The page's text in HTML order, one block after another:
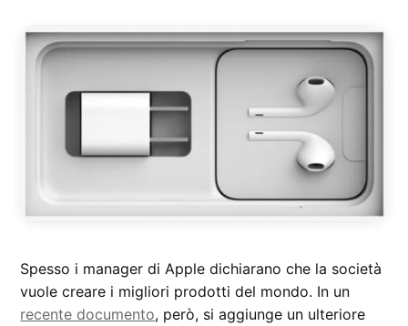
Spesso i manager di Apple dichiarano che la società
vuole creare i migliori prodotti del mondo. In un
recente documento, però, si aggiunge un ulteriore